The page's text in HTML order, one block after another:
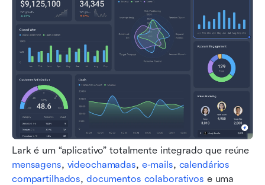
mensagens, videochamadas, e-mails, calendários
compartilhados, documentos colaborativos e uma